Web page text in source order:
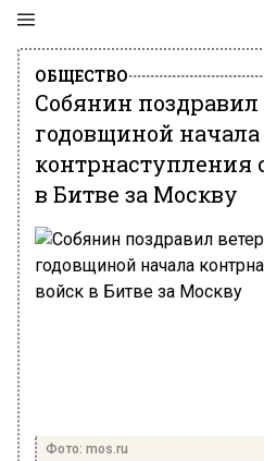
ОБЩЕСТВО
Собянин поздравил
годовщиной начала
контрнаступления
в Битве за Москву
Фото: mos.ru